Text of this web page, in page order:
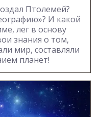
Птолемей?
И какой
лег в основу
знания о том,
мир, составляли
планет!